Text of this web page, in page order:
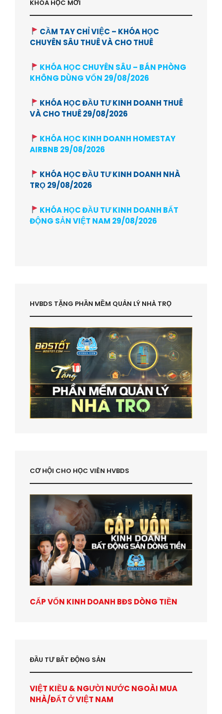
KHÓA HỌC MỚI
CẦM TAY CHỈ VIỆC – KHÓA HỌC
CHUYÊN SÂU THUÊ VÀ CHO THUÊ
KHÓA HỌC CHUYÊN SÂU – BÁN PHÒNG
KHÔNG DÙNG VỐN 29/08/2026
KHÓA HỌC ĐẦU TƯ KINH DOANH THUÊ
VÀ CHO THUÊ 29/08/2026
KHÓA HỌC KINH DOANH HOMESTAY
AIRBNB 29/08/2026
KHÓA HỌC ĐẦU TƯ KINH DOANH NHÀ
TRỌ 29/08/2026
KHÓA HỌC ĐẦU TƯ KINH DOANH BẤT
ĐỘNG SẢN VIỆT NAM 29/08/2026
HVBDS TẶNG PHẦN MỀM QUẢN LÝ NHÀ TRỌ
CƠ HỘI CHO HỌC VIÊN HVBDS
CẤP VỐN KINH DOANH BĐS DÒNG TIỀN
ĐẦU TƯ BẤT ĐỘNG SẢN
VIỆT KIỀU & NGƯỜI NƯỚC NGOÀI MUA
NHÀ/ĐẤT Ở VIỆT NAM